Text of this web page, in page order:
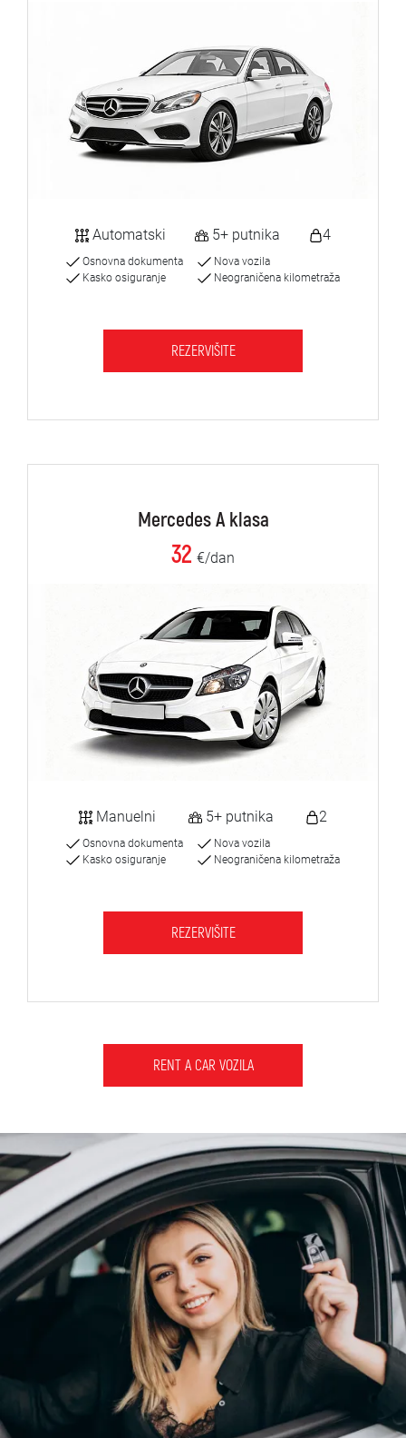
Automatski 5+ putnika 4
Osnovna dokumenta
Kasko osiguranje
Nova vozila
Neograničena kilometraža
REZERVIŠITE
Mercedes A klasa
32 €/dan
Manuelni 5+ putnika 2
Osnovna dokumenta
Kasko osiguranje
Nova vozila
Neograničena kilometraža
REZERVIŠITE
RENT A CAR VOZILA